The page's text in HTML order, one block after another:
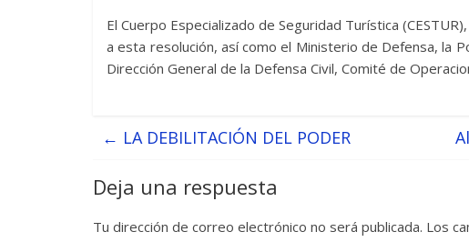
El Cuerpo Especializado de Seguridad Turística
a esta resolución, así como el Ministerio de Defensa, la
Dirección General de la Defensa Civil, Comité de
← LA DEBILITACIÓN DEL PODER
Deja una respuesta
Tu dirección de correo electrónico no será publicada. Los